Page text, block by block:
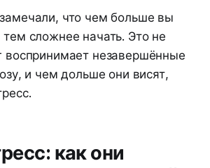
что чем больше вы
сложнее начать. Это не
воспринимает незавершённые
и чем дольше они висят,
как они